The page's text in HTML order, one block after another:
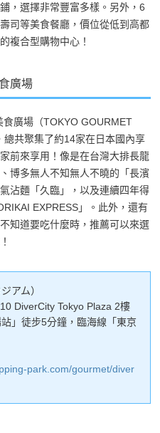
，選擇非常豐富多樣。另外，6
司等美食餐廳，價位從低到高都
複合型購物中心！
廣場
廣場（TOKYO GOURMET
共聚集了約14家在日本國內享
前來享用！像是在台灣大排長龍
博多無人不知無人不曉的「長濱
沾麵「久臨」，以及連續四年得
EXPRESS」。此外，還有
知道要吃什麼時，推薦可以來選
アム）
DiverCity Tokyo Plaza 2樓
」徒步5分鐘，臨海線「東京
park.com/gourmet/diver